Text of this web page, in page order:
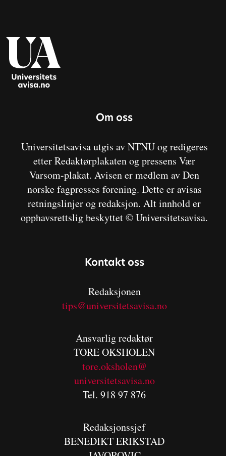
Om oss
Universitetsavisa utgis av NTNU og redigeres
etter Redaktørplakaten og pressens Vær
Varsom-plakat. Avisen er medlem av Den
norske fagpresses forening. Dette er avisas
retningslinjer og redaksjon. Alt innhold er
opphavsrettslig beskyttet © Universitetsavisa.
Kontakt oss
Redaksjonen
tips@universitetsavisa.no
Ansvarlig redaktør
TORE OKSHOLEN
tore.oksholen@
universitetsavisa.no
Tel. 918 97 876
Redaksjonssjef
BENEDIKTERIKSTAD